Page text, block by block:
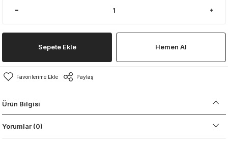
Sepete Ekle Hemen Al
Paylaş
Ürün Bilgisi
Yorumlar (0)